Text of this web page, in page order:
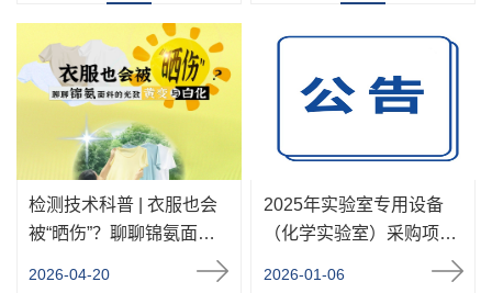
检测技术科普 | 衣服也会
被“晒伤”？聊聊锦氨面料
2026-04-20
2025年实验室专用设备
（化学实验室）采购项目
2026-01-06